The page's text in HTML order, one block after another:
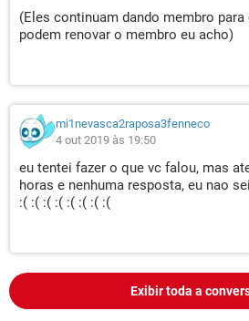
(Eles continuam dando membro
podem renovar o membro eu acho)
mi1nevasca2raposa3fenneco
4 out 2019 às 19:50
eu tentei fazer o que vc falou, mas
horas e nenhuma resposta, eu nao
:( :( :( :( :( :( :( :(
Exibir toda a